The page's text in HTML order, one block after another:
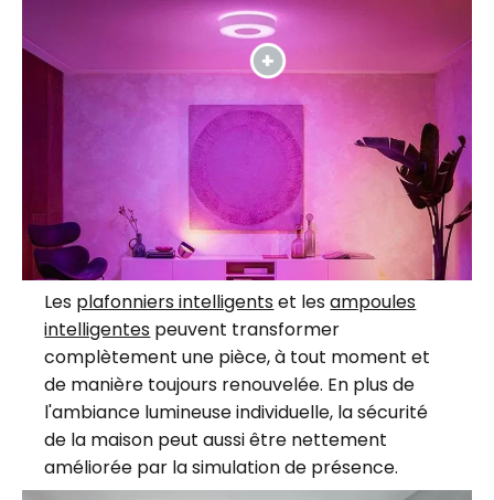
Les plafonniers intelligentset lesampoules
intelligentes peuvent transformer
complètement une pièce, à tout moment et
de manière toujours renouvelée. En plus de
l'ambiance lumineuse individuelle, la sécurité
de la maison peut aussi être nettement
améliorée par la simulation de présence.